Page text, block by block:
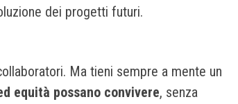
dei progetti futuri.
Ma tieni sempre a mente un
equità possano convivere, senza